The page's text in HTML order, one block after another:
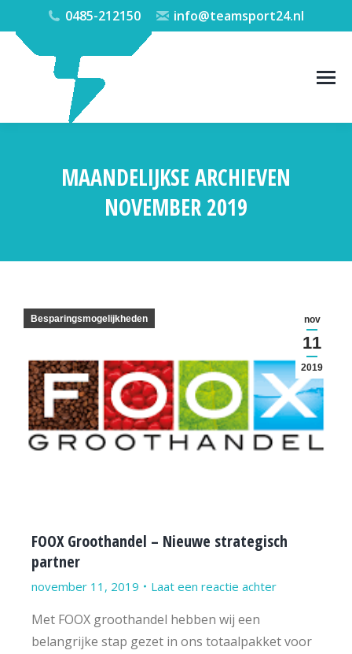
0485-212150 info@teamsport24.nl
MAANDELIJKSE ARCHIEVEN
NOVEMBER 2019
nov
11
2019
Besparingsmogelijkheden
FOOX Groothandel – Nieuwe strategisch
partner
november 11, 2019 Laat een reactie achter
Met FOOX groothandel hebben wij een
belangrijke stap gezet in ons totaalpakket voor